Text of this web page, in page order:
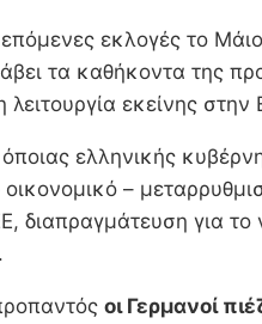
εκλογές το
τα καθήκοντα της
εκείνης στην
ελληνικής
–
για το
οι Γερμανοί